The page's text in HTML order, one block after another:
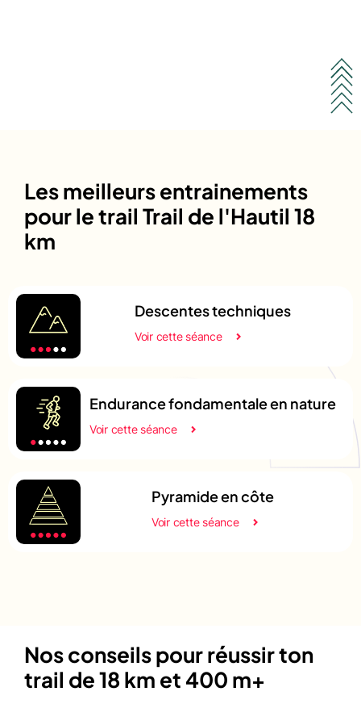
Les meilleurs entrainements
pour le trail Trail de l'Hautil 18
km
Descentes techniques
Voir cette séance
Endurance fondamentale en nature
Voir cette séance
Pyramide en côte
Voir cette séance
Nos conseils pour réussir ton
trail de 18 km et 400 m+